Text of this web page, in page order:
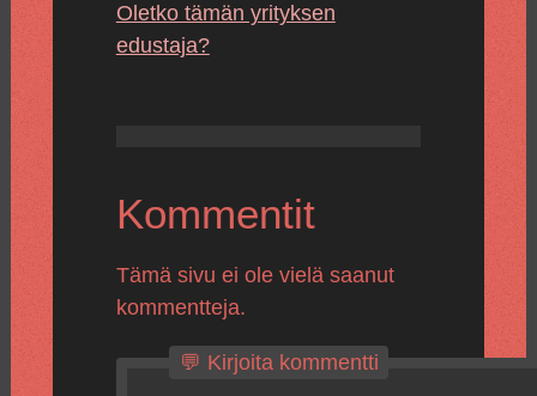
Oletko tämän yrityksen
edustaja?
Kommentit
Tämä sivu ei ole vielä saanut
kommentteja.
💬 Kirjoita kommentti